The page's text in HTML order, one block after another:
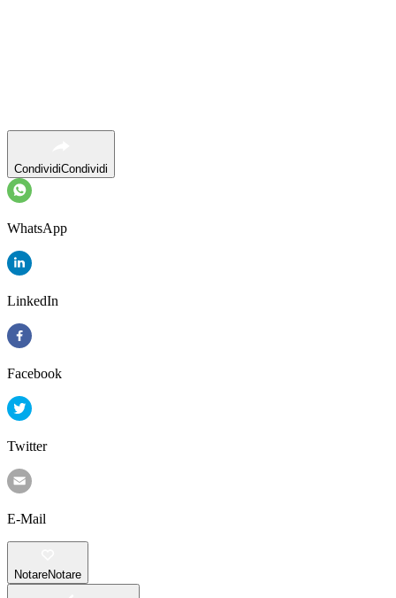
CondividiCondividi
WhatsApp
LinkedIn
Facebook
Twitter
E-Mail
NotareNotare